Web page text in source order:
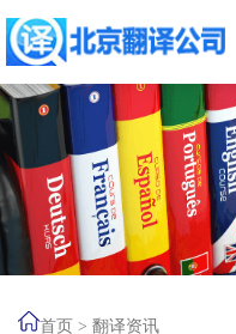
首页 > 翻译资讯